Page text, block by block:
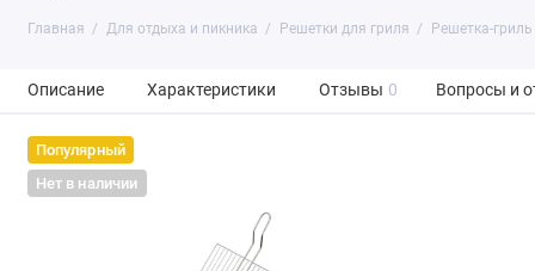
Главная Для отдыха и пикника Решетки для гриля Решетка-
Описание Характеристики Отзывы 0 Вопросы и
Популярный
Нет в наличии